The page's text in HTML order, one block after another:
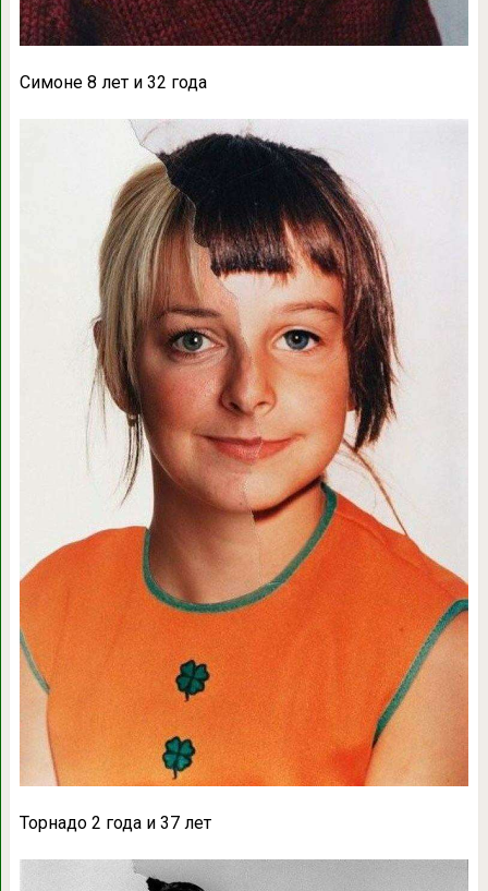
Симоне 8 лет и 32 года
Торнадо 2 года и 37 лет